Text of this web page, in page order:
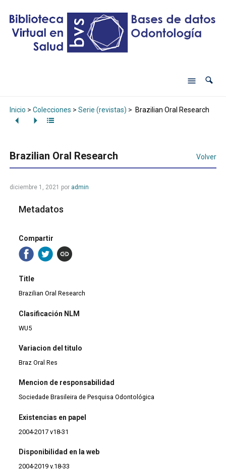
Inicio > Colecciones > Serie (revistas) > Brazilian Oral Research
Brazilian Oral Research Volver
diciembre 1, 2021 por admin
Metadatos
Compartir
Title
Brazilian Oral Research
Clasificación NLM
WU5
Variacion del titulo
Braz Oral Res
Mencion de responsabilidad
Sociedade Brasileira de Pesquisa Odontológica
Existencias en papel
2004-2017 v18-31
Disponibilidad en la web
2004-2019 v.18-33